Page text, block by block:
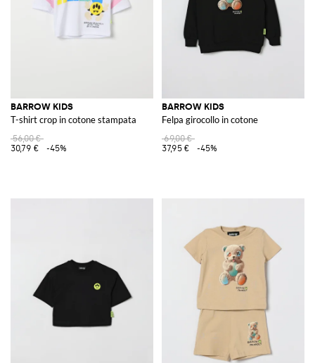
BARROW KIDS
T-shirt crop in cotone stampata
56,00 €
30,79 €
-45%
BARROW KIDS
Felpa girocollo in cotone
69,00 €
37,95 €
-45%